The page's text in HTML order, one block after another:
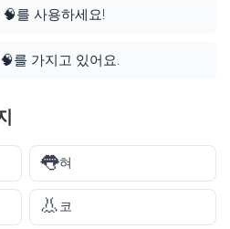
를 사용하세요!
를 가지고 있어요.
👅혀
👃코